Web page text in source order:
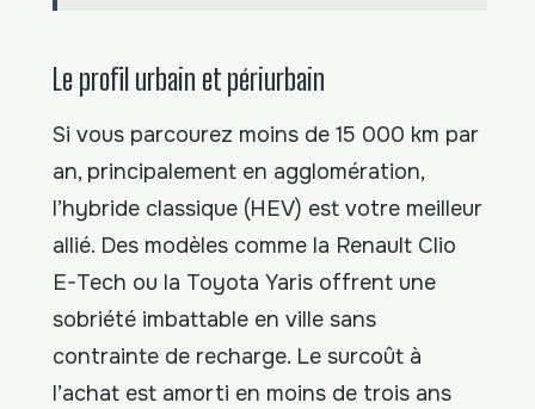
Le profil urbain et périurbain
Si vous parcourez moins de 15 000 km par
an, principalement en agglomération,
l’hybride classique (HEV) est votre meilleur
allié. Des modèles comme la Renault Clio
E-Tech ou la Toyota Yaris offrent une
sobriété imbattable en ville sans
contrainte de recharge. Le surcoût à
l’achat est amorti en moins de trois ans